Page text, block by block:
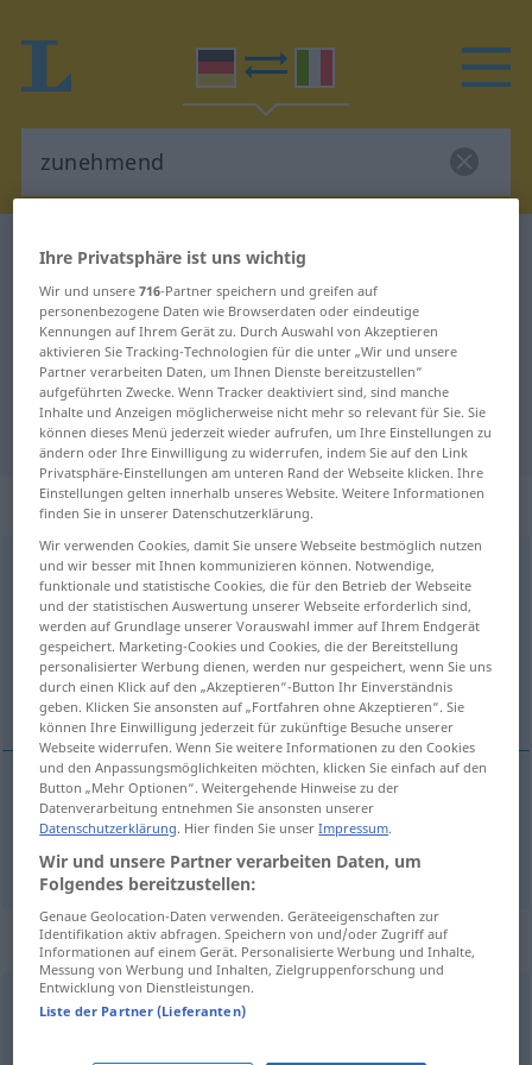
Deutsch-Italienisch Wörterbuch
Deutsch-Italienisch Übersetzung
für "zunehmend"
"zunehmend" Italienisch
Übersetzung
„zunehmend“: Adjektiv
zunehmendadj
Übersicht aller Übersetzungen
(Für mehr Details die Übersetzung anklicken/antippen)
crescente
crescente zunehmend
„zunehmend“: Adverb
zunehmendadv
Ihre Privatsphäre ist uns wichtig
Wir und unsere716-Partner speichern und greifen auf
personenbezogene Daten wie Browserdaten oder eindeutige
Kennungen auf Ihrem Gerät zu. Durch Auswahl von Akzeptieren
aktivieren Sie Tracking-Technologien für die unter „Wir und unsere
Partner verarbeiten Daten, um Ihnen Dienste bereitzustellen“
aufgeführten Zwecke. Wenn Tracker deaktiviert sind, sind manche
Inhalte und Anzeigen möglicherweise nicht mehr so relevant für Sie. Sie
können dieses Menü jederzeit wieder aufrufen, um Ihre Einstellungen zu
ändern oder Ihre Einwilligung zu widerrufen, indem Sie auf den Link
Privatsphäre-Einstellungen am unteren Rand der Webseite klicken. Ihre
Einstellungen gelten innerhalb unseres Website. Weitere Informationen
finden Sie in unserer Datenschutzerklärung.
Wir verwenden Cookies, damit Sie unsere Webseite bestmöglich nutzen
und wir besser mit Ihnen kommunizieren können. Notwendige,
funktionale und statistische Cookies, die für den Betrieb der Webseite
und der statistischen Auswertung unserer Webseite erforderlich sind,
werden auf Grundlage unserer Vorauswahl immer auf Ihrem Endgerät
gespeichert. Marketing-Cookies und Cookies, die der Bereitstellung
personalisierter Werbung dienen, werden nur gespeichert, wenn Sie uns
durch einen Klick auf den „Akzeptieren“-Button Ihr Einverständnis
geben. Klicken Sie ansonsten auf „Fortfahren ohne Akzeptieren“. Sie
können Ihre Einwilligung jederzeit für zukünftige Besuche unserer
Webseite widerrufen. Wenn Sie weitere Informationen zu den Cookies
und den Anpassungsmöglichkeiten möchten, klicken Sie einfach auf den
Button „Mehr Optionen“. Weitergehende Hinweise zu der
Datenverarbeitung entnehmen Sie ansonsten unserer
Datenschutzerklärung. Hier finden Sie unserImpressum.
Wir und unsere Partner verarbeiten Daten, um
Folgendes bereitzustellen:
Genaue Geolocation-Daten verwenden. Geräteeigenschaften zur
Identifikation aktiv abfragen. Speichern von und/oder Zugriff auf
Informationen auf einem Gerät. Personalisierte Werbung und Inhalte,
Messung von Werbung und Inhalten, Zielgruppenforschung und
Entwicklung von Dienstleistungen.
Liste der Partner (Lieferanten)